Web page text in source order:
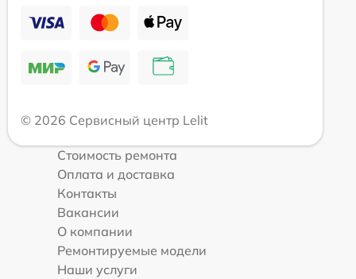
© 2026 Сервисный центр Lelit
Стоимость ремонта
Оплата и доставка
Контакты
Вакансии
О компании
Ремонтируемые модели
Наши услуги